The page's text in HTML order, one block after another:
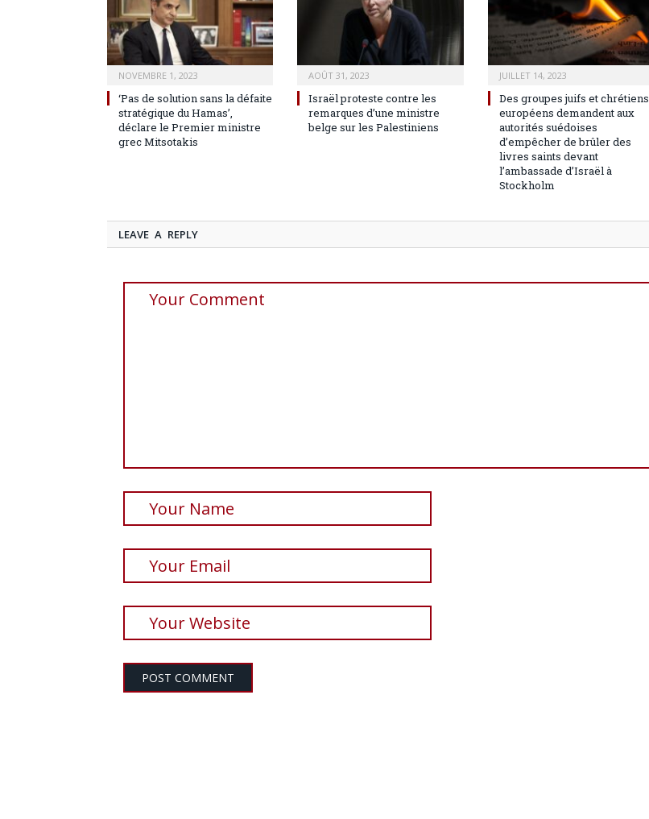
NOVEMBRE 1, 2023
‘Pas de solution sans la défaite
stratégique du Hamas’,
déclare le Premier ministre
grec Mitsotakis
AOÛT 31, 2023
Israël proteste contre les
remarques d’une ministre
belge sur les Palestiniens
JUILLET 14, 2023
Des groupes juifs et chrétiens
européens demandent aux
autorités suédoises
d’empêcher de brûler des
livres saints devant
l’ambassade d’Israël à
Stockholm
LEAVE A REPLY